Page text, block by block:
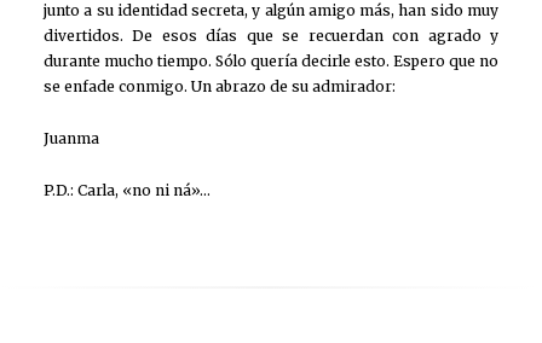
junto a su identidad secreta, y algún amigo más, han sido muy
divertidos. De esos días que se recuerdan con agrado y
durante mucho tiempo. Sólo quería decirle esto. Espero que no
se enfade conmigo. Un abrazo de su admirador:
Juanma
P.D.: Carla, «no ni ná»…